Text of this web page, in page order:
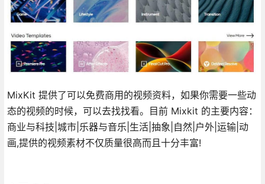
MixKit 提供了可以免费商用的视频资料，如果你需要一些动
态的视频的时候，可以去找找看。目前 Mixkit 的主要内容：
商业与科技|城市|乐器与音乐|生活|抽象|自然|户外|运输|动
画,提供的视频素材不仅质量很高而且十分丰富!